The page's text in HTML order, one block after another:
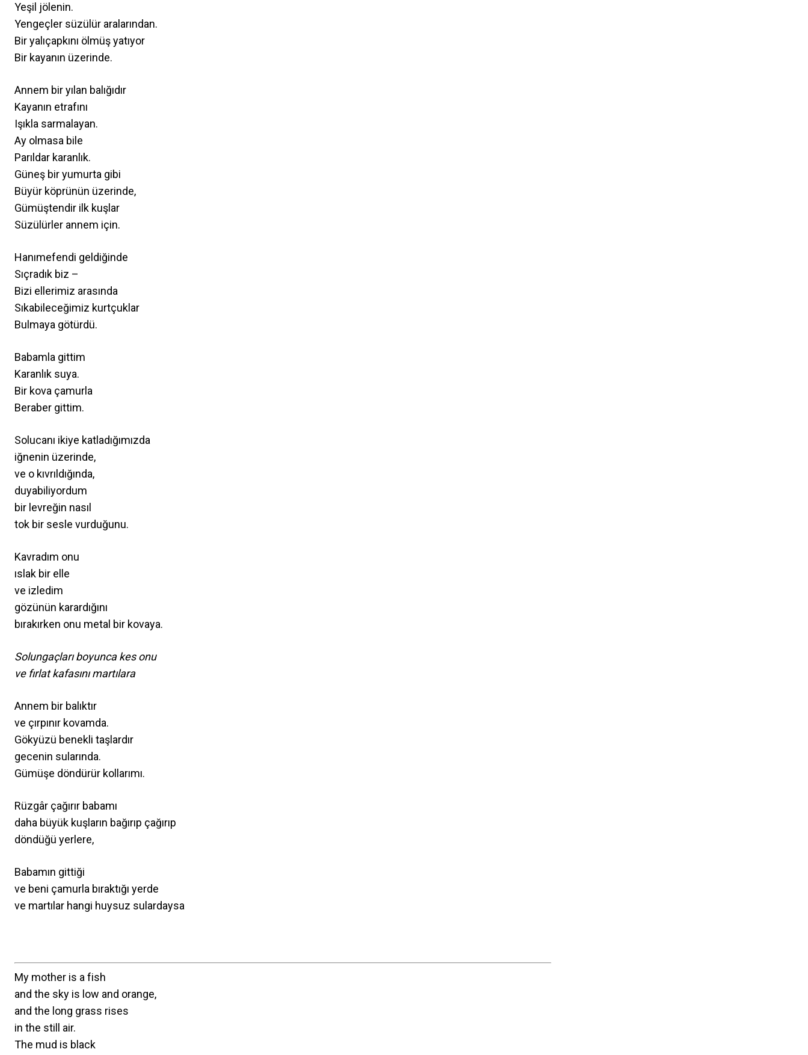
Yeşil jölenin.
Yengeçler süzülür aralarından.
Bir yalıçapkını ölmüş yatıyor
Bir kayanın üzerinde.
Annem bir yılan balığıdır
Kayanın etrafını
Işıkla sarmalayan.
Ay olmasa bile
Parıldar karanlık.
Güneş bir yumurta gibi
Büyür köprünün üzerinde,
Gümüştendir ilk kuşlar
Süzülürler annem için.
Hanımefendi geldiğinde
Sıçradık biz –
Bizi ellerimiz arasında
Sıkabileceğimiz kurtçuklar
Bulmaya götürdü.
Babamla gittim
Karanlık suya.
Bir kova çamurla
Beraber gittim.
Solucanı ikiye katladığımızda
iğnenin üzerinde,
ve o kıvrıldığında,
duyabiliyordum
bir levreğin nasıl
tok bir sesle vurduğunu.
Kavradım onu
ıslak bir elle
ve izledim
gözünün karardığını
bırakırken onu metal bir kovaya.
Solungaçları boyunca kes onu
ve fırlat kafasını martılara
Annem bir balıktır
ve çırpınır kovamda.
Gökyüzü benekli taşlardır
gecenin sularında.
Gümüşe döndürür kollarımı.
Rüzgâr çağırır babamı
daha büyük kuşların bağırıp çağırıp
döndüğü yerlere,
Babamın gittiği
ve beni çamurla bıraktığı yerde
ve martılar hangi huysuz sulardaysa
My mother is a fish
and the sky is low and orange,
and the long grass rises
in the still air.
The mud is black